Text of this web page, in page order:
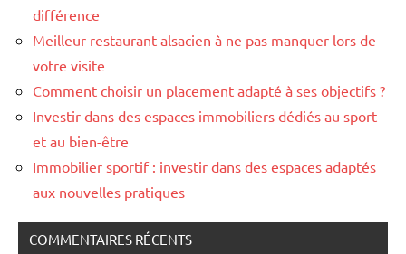
différence
Meilleur restaurant alsacien à ne pas manquer lors de
votre visite
Comment choisir un placement adapté à ses objectifs ?
Investir dans des espaces immobiliers dédiés au sport
et au bien-être
Immobilier sportif : investir dans des espaces adaptés
aux nouvelles pratiques
COMMENTAIRES RÉCENTS